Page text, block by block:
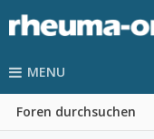
MENU
Foren durchsuchen